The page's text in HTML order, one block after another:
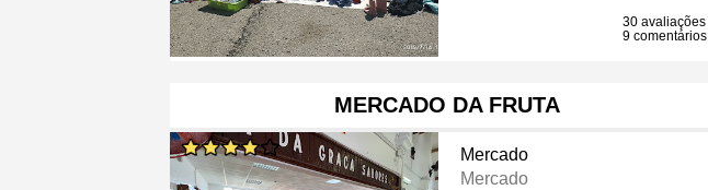
30 avaliações
9 comentários
MERCADO DA FRUTA
Mercado
Mercado